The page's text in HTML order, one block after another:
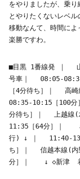
をやりましたが、乗
とやりたくないレベ
移動なんて、時間に
楽勝ですわ。
■目黒 1番線発 ｜ 　
号車｜ 　08:05-
［4分待ち］｜ 　
08:35-10:15［100分
分待ち］｜ 　上越
11:35［64分］｜ 　
行) ↓ ｜ 　11:40-
ち］｜ 　信越本線(
分］｜ 　 ↓ ◇新津